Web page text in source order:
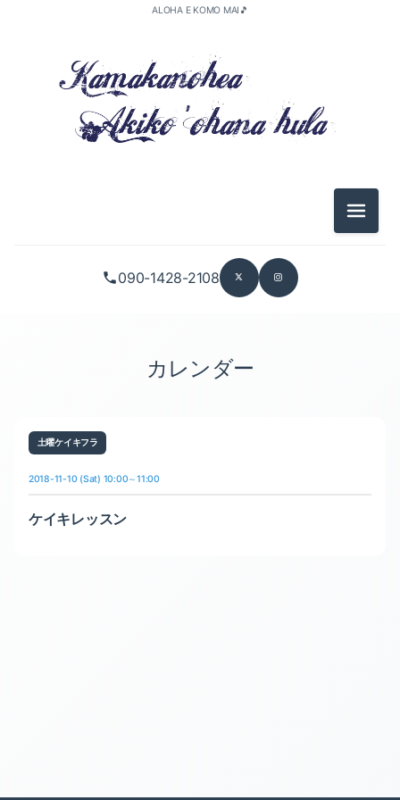
090-1428-2108
ALOHA E KOMO MAI🎵
メニュ
カレンダー
土曜ケイキフラ
2018-11-10 (Sat) 10:00～11:00
ケイキレッスン